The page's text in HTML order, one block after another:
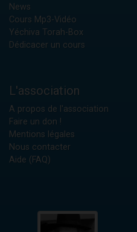
News
Cours Mp3-Vidéo
Yéchiva Torah-Box
Dédicacer un cours
L'association
A propos de l'association
Faire un don !
Mentions légales
Nous contacter
Aide (FAQ)